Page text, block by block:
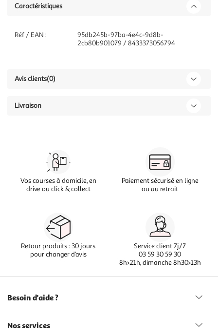
Caractéristiques
Réf / EAN :
95db245b-97ba-4e4c-9d8b-
2cb80b901079 / 8433373056794
Avis clients(0)
Livraison
Vos courses à domicile, en
drive ou click & collect
Paiement sécurisé en ligne
ou au retrait
Retour produits : 30 jours
pour changer d’avis
Service client 7j/7
03 59 30 59 30
8h>21h, dimanche 8h30>13h
Besoin d'aide ?
Nos services